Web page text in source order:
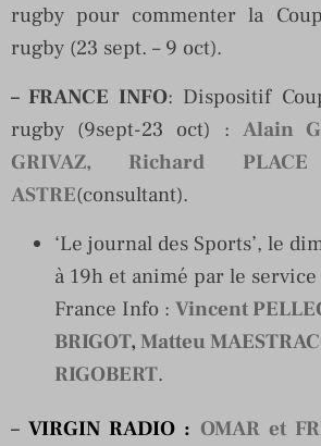
rugby pour commenter la
rugby (23 sept. – 9 oct).
– FRANCE INFO: Dispositif
rugby (9sept-23 oct) : Alain
GRIVAZ, Richard
ASTRE(consultant).
‘Le journal des Sports’, le
à 19h et animé par le service
France Info : Vincent
BRIGOT, Matteu
RIGOBERT.
–VIRGIN RADIO : OMAR et